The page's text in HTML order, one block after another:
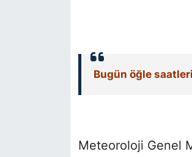
Bugün öğle
Meteoroloji Genel